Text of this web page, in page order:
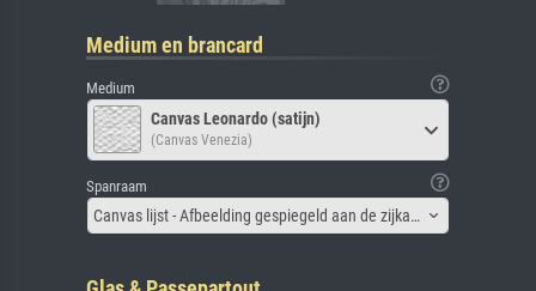
Medium en brancard
Medium
Canvas Leonardo (satijn)
(Canvas Venezia)
Spanraam
Canvas lijst - Afbeelding gespiegeld aan de zijkant